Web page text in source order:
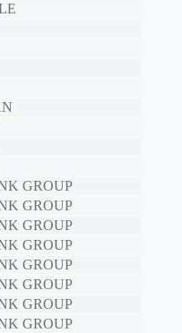
GROUP
GROUP
GROUP
GROUP
GROUP
GROUP
GROUP
GROUP